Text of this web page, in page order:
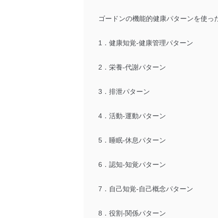
ゴードンの機能的健康パターンを使っ
1．健康知覚-健康管理パターン
2．栄養-代謝パターン
3．排泄パターン
4．活動-運動パターン
5．睡眠-休息パターン
6．認知-知覚パターン
7．自己知覚-自己概念パターン
8．役割-関係パターン